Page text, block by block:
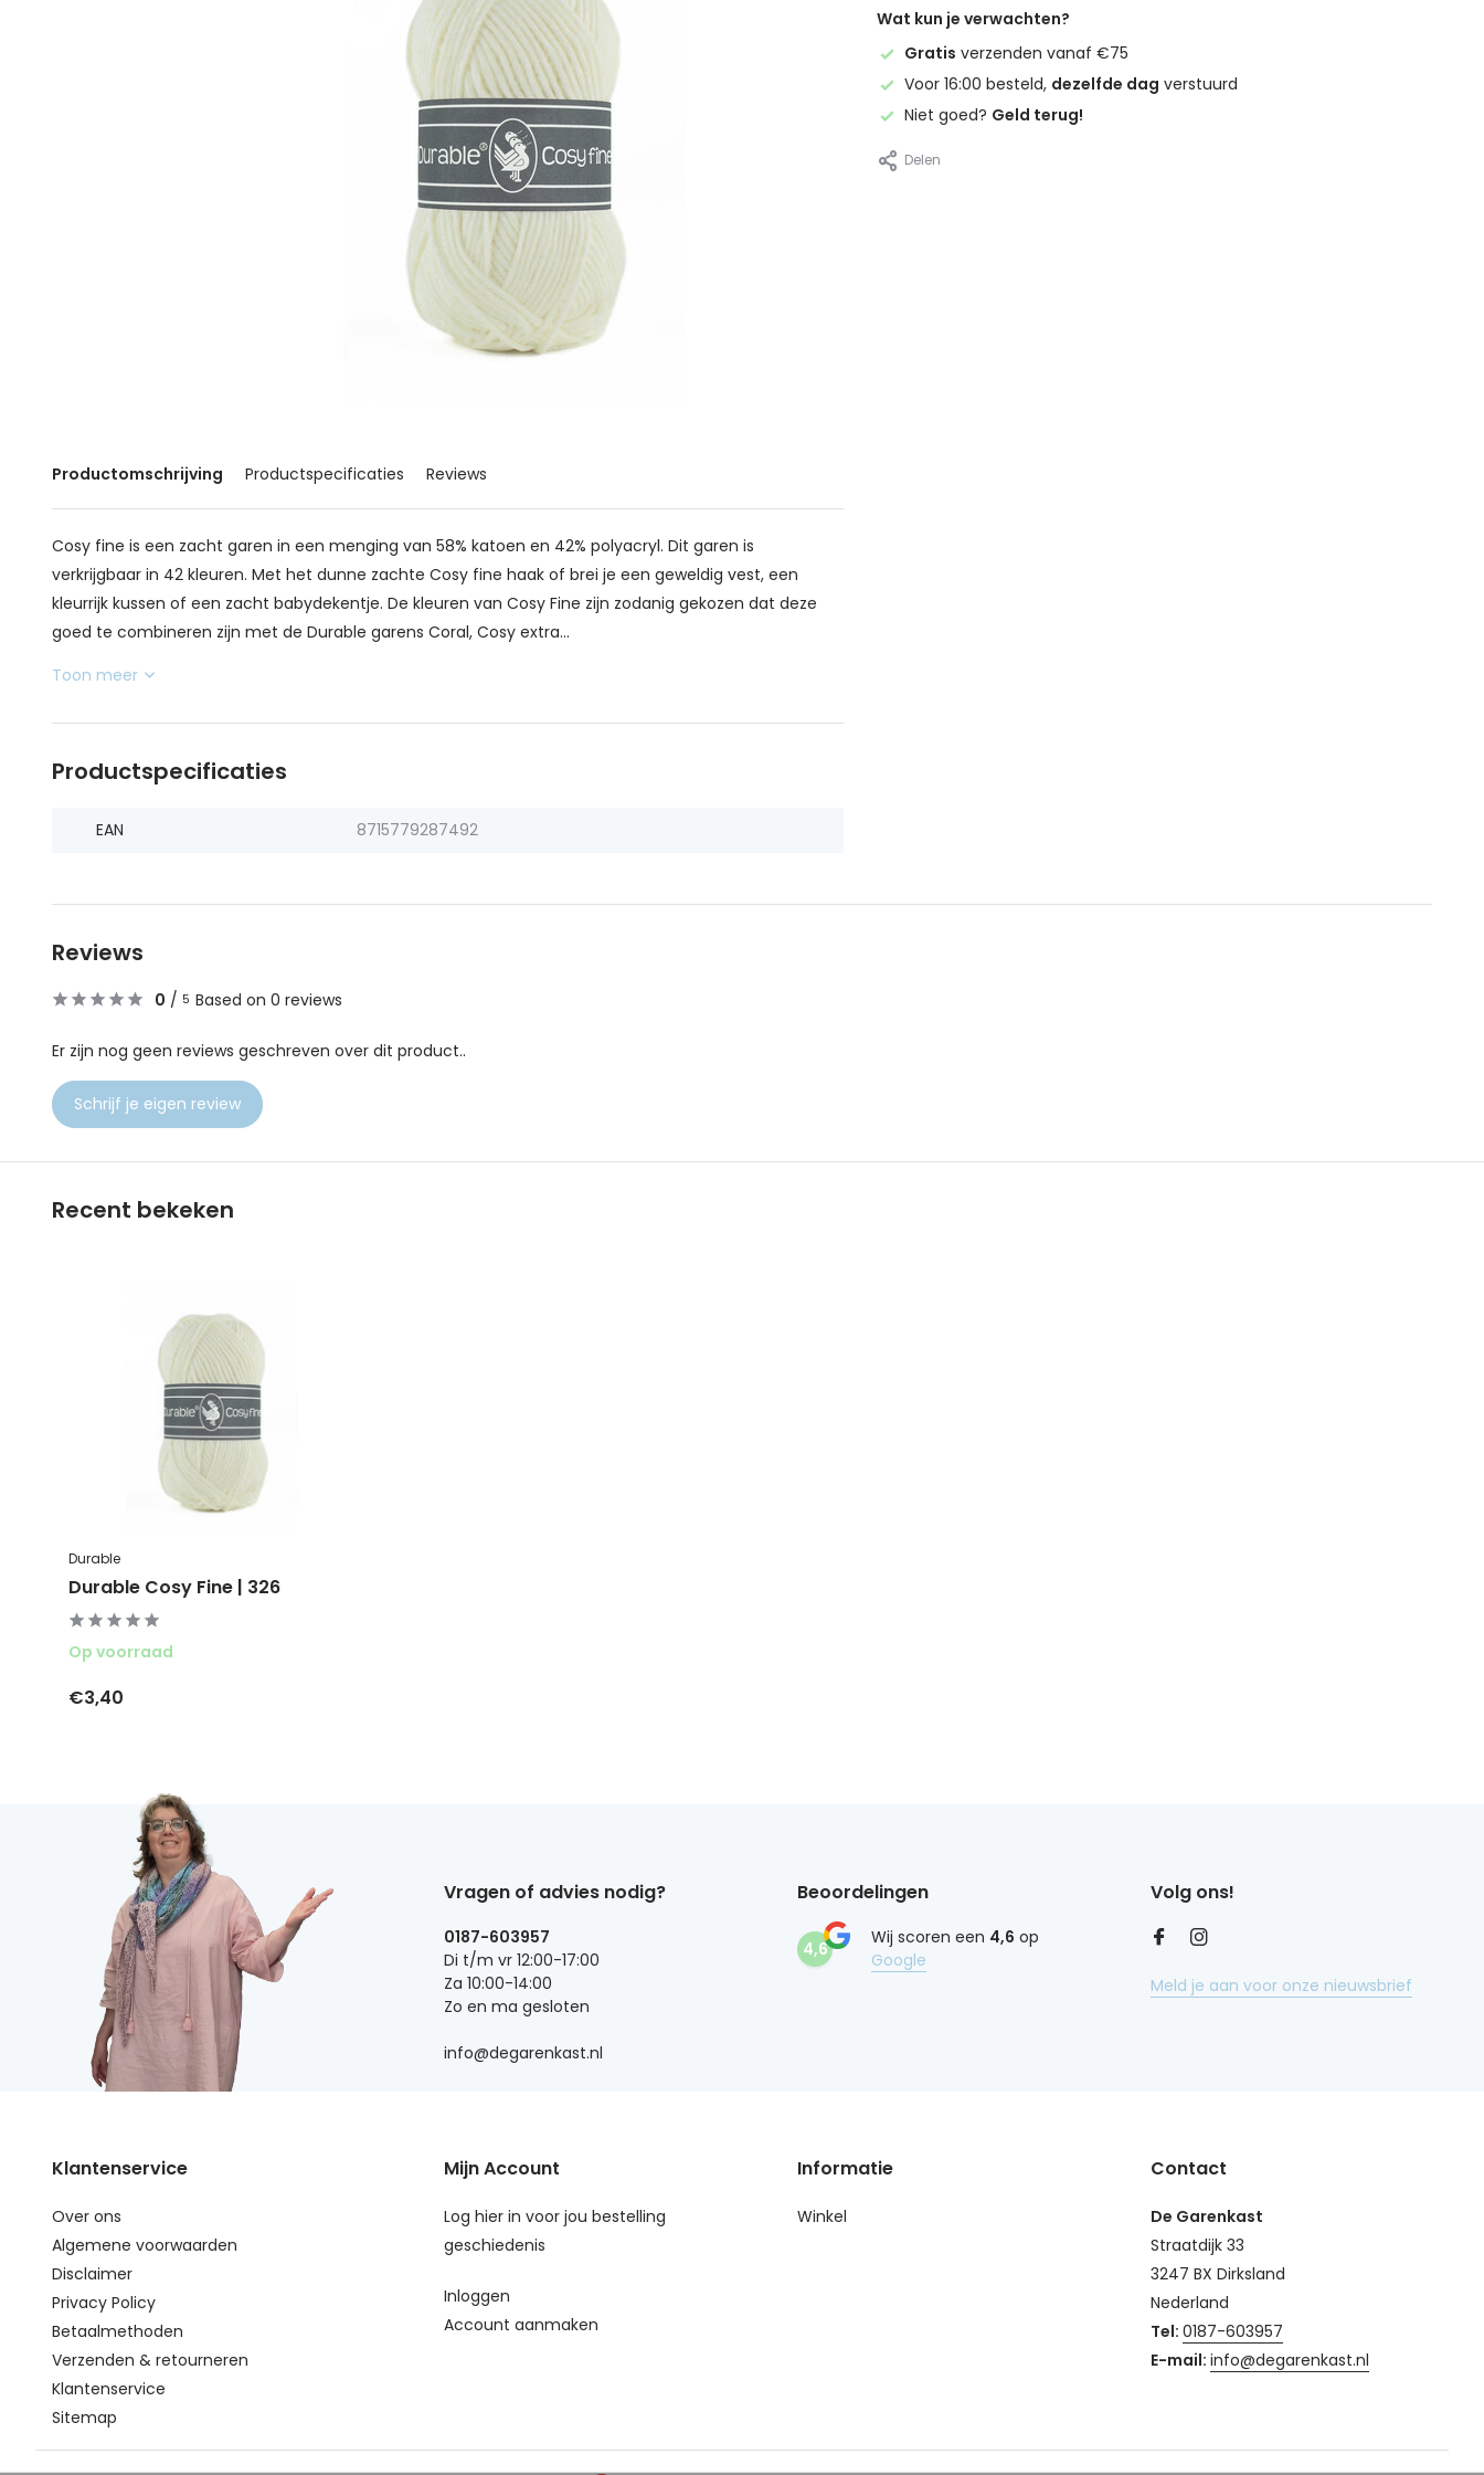
Productomschrijving Productspecificaties Reviews
Cosy fine is een zacht garen in een menging van 58% katoen en 42% polyacryl. Dit garen is
verkrijgbaar in 42 kleuren. Met het dunne zachte Cosy fine haak of brei je een geweldig vest, een
kleurrijk kussen of een zacht babydekentje. De kleuren van Cosy Fine zijn zodanig gekozen dat deze
goed te combineren zijn met de Durable garens Coral, Cosy extra...
Toon meer
Productspecificaties
EAN 8715779287492
Wat kun je verwachten?
Gratis verzenden vanaf €75
Voor 16:00 besteld, dezelfde dag verstuurd
Niet goed? Geld terug!
Delen
Reviews
0 / 5 Based on 0 reviews
Er zijn nog geen reviews geschreven over dit product..
Schrijf je eigen review
Recent bekeken
Durable
Durable Cosy Fine | 326
Op voorraad
€3,40
Vragen of advies nodig?
0187-603957
Di t/m vr 12:00-17:00
Za 10:00-14:00
Zo en ma gesloten
info@degarenkast.nl
Beoordelingen
4,6
Wij scoren een 4,6 op
Google
Volg ons!
Meld je aan voor onze nieuwsbrief
Klantenservice
Over ons
Algemene voorwaarden
Disclaimer
Privacy Policy
Betaalmethoden
Verzenden & retourneren
Klantenservice
Sitemap
Mijn Account
Log hier in voor jou bestelling
geschiedenis
Inloggen
Account aanmaken
Informatie
Winkel
Contact
De Garenkast
Straatdijk 33
3247 BX Dirksland
Nederland
Tel: 0187-603957
E-mail: info@degarenkast.nl